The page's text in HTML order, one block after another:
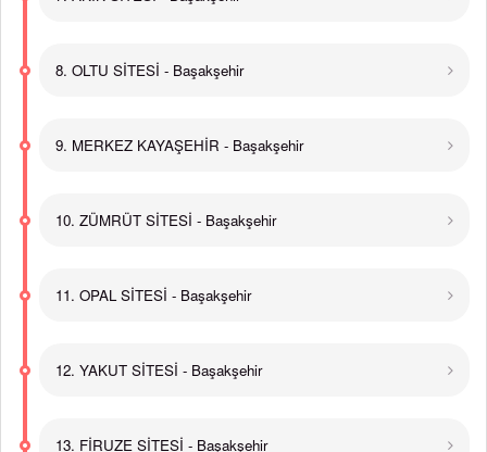
8. OLTU SİTESİ - Başakşehir
9. MERKEZ KAYAŞEHİR - Başakşehir
10. ZÜMRÜT SİTESİ - Başakşehir
11. OPAL SİTESİ - Başakşehir
12. YAKUT SİTESİ - Başakşehir
13. FİRUZE SİTESİ - Başakşehir